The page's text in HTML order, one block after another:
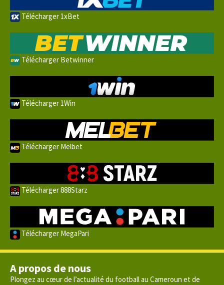
Télécharger 1xBet
Télécharger Betwinner
Télécharger 1Win
Télécharger Melbet
Télécharger 888Starz
Télécharger MegaPari
A propos de nous
Plongez au cœur de l’actualité du football au Cameroun et de